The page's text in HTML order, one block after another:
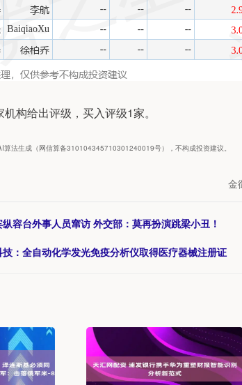
构给出评级，买入评级1家。
算法生成（网信算备310104345710301240019号），不构成投资建议。
金
容台外事人员窜访 外交部：莫再扮演跳梁小丑！
：全自动化学发光免疫分析仪取得医疗器械注册证